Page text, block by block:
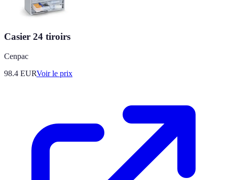
Casier 24 tiroirs
Cenpac
98.4 EURVoir le prix